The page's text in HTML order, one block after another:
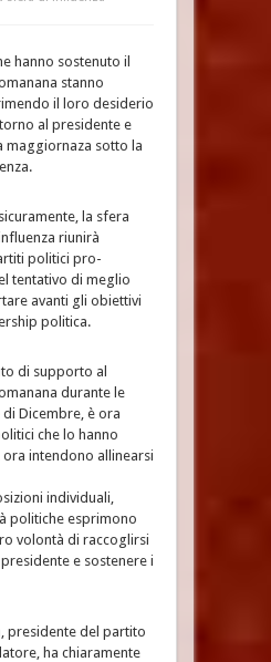
hanno sostenuto il
stanno
il loro desiderio
al presidente e
maggiornaza sotto la
la sfera
riunirà
politici pro-
tentativo di meglio
avanti gli obiettivi
politica.
di supporto al
durante le
Dicembre, è ora
che lo hanno
intendono allinearsi
individuali,
politiche esprimono
volontà di raccoglirsi
e sostenere i
presidente del partito
ha chiaramente